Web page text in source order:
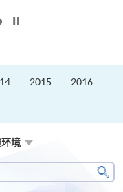
2015 2016
境
搜